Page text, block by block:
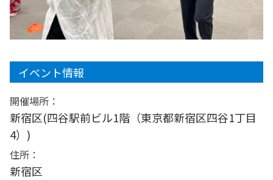
イベント情報
開催場所：
新宿区(四谷駅前ビル1階（東京都新宿区四谷1丁目
4）)
住所：
新宿区